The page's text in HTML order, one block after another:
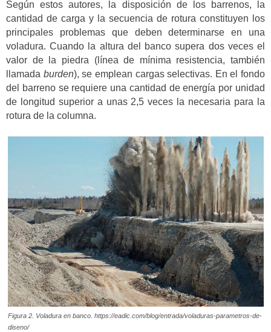
Según estos autores, la disposición de los barrenos, la
cantidad de carga y la secuencia de rotura constituyen los
principales problemas que deben determinarse en una
voladura. Cuando la altura del banco supera dos veces el
valor de la piedra (línea de mínima resistencia, también
llamada burden), se emplean cargas selectivas. En el fondo
del barreno se requiere una cantidad de energía por unidad
de longitud superior a unas 2,5 veces la necesaria para la
rotura de la columna.
Figura 2. Voladura en banco. https://eadic.com/blog/entrada/voladuras-parametros-de-
diseno/